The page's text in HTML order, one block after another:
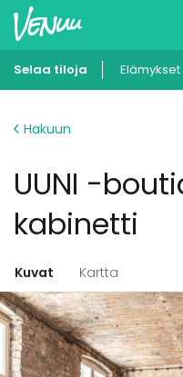
Selaa tiloja Elämykset
Hakuun
UUNI -
kabinetti
Kuvat Kartta